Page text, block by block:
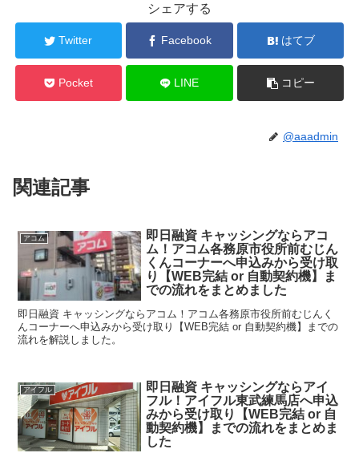
シェアする
Twitter Facebook はてブ
Pocket LINE コピー
@aaadmin
関連記事
アコム
即日融資 キャッシングならアコ
ム！アコム各務原市役所前むじん
くんコーナーへ申込みから受け取
り【WEB完結 or 自動契約機】ま
での流れをまとめました
即日融資 キャッシングならアコム！アコム各務原市役所前むじんく
んコーナーへ申込みから受け取り【WEB完結 or 自動契約機】までの
流れを解説しました。
アイフル
即日融資 キャッシングならアイ
フル！アイフル東武練馬店へ申込
みから受け取り【WEB完結 or 自
動契約機】までの流れをまとめま
した